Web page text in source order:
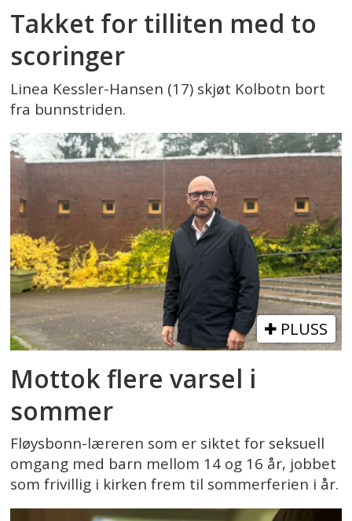
Takket for tilliten med to
scoringer
Linea Kessler-Hansen (17) skjøt Kolbotn bort
fra bunnstriden.
PLUSS
Mottok flere varsel i
sommer
Fløysbonn-læreren som er siktet for seksuell
omgang med barn mellom 14 og 16 år, jobbet
som frivillig i kirken frem til sommerferien i år.